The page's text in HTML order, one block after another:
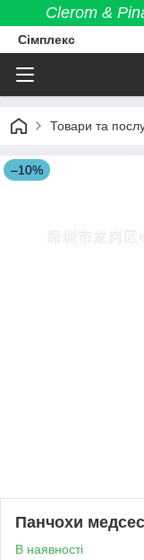
Clerom &
Сімплекс
Товари та
–10%
Панчохи
В наявності